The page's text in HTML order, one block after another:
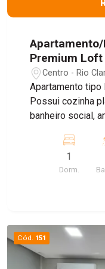
Premium Loft
Centro, Rio
Centro - Rio
Apartamento tipo
Possui cozinha
banheiro social,
vagas de garagem. Apartamento mobiliado
para morar.
moderno da
24h eletrônica,
salão de jogos,
segurança,
1
Dorm.
Cód. 151